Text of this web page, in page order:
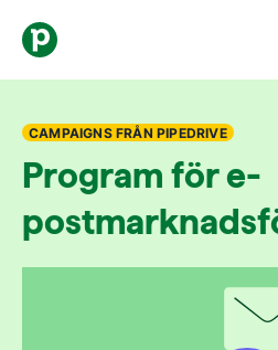
CAMPAIGNS FRÅN PIPEDRIVE
Program för e-